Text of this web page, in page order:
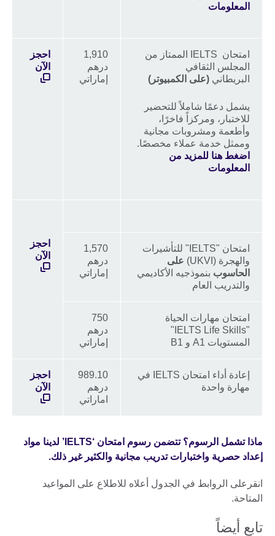
المعلومات
امتحان IELTS الممتاز من
المجلس الثقافي
البريطاني (على الكمبيوتر)
يشمل دعمًا شاملاً للتحضير
للاختبار، ومركزاً فاخرًا،
وأطعمة ومشروبات مجانية
وممثل خدمة عملاء مخصصًا.
اضغط هنا للمزيد من
المعلومات
1,910
درهم
إماراتي
احجز
الآن
احجز
الآن
امتحان "IELTS" للتأشيرات
والهجرة (UKVI)
على
الحاسوب بنموذجيه الأكاديمي
والتدريب العام
1,570
درهم
إماراتي
امتحان مهارات الحياة
"IELTS Life Skills"
المستويات A1 و B1
750
درهم
إماراتي
إعادة أداء امتحان IELTS في
مهارة واحدة
989.10
درهم
اماراتي
احجز
الآن
ماذا تشمل الرسوم؟ تتضمن رسوم امتحان ‘IELTS’ لدينا مواد
إعداد حصرية واختبارات تدريب مجانية والكثير غير ذلك.
انقرعلى الروابط في الجدول أعلاه للاطلاع على المواعيد
المتاحة.
تابع أيضاً